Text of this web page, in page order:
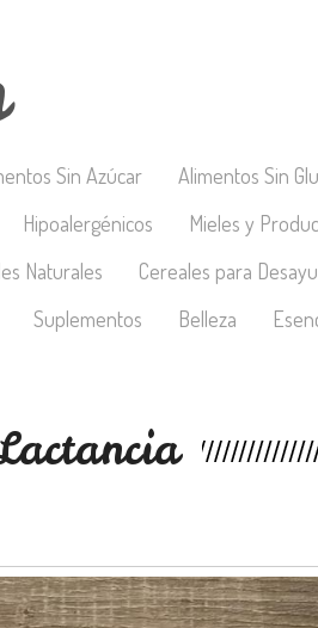
Sin Azúcar Alimentos Sin
Hipoalergénicos Mieles y
Naturales Cereales para
Suplementos Belleza